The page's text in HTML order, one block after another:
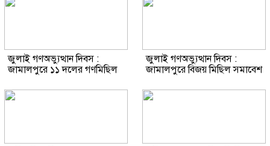
জুলাই গণঅভ্যুত্থান দিবস :
জামালপুরে ১১ দলের গণমিছিল
জুলাই গণঅভ্যুত্থান দিবস :
জামালপুরে বিজয় মিছিল সমাবেশ